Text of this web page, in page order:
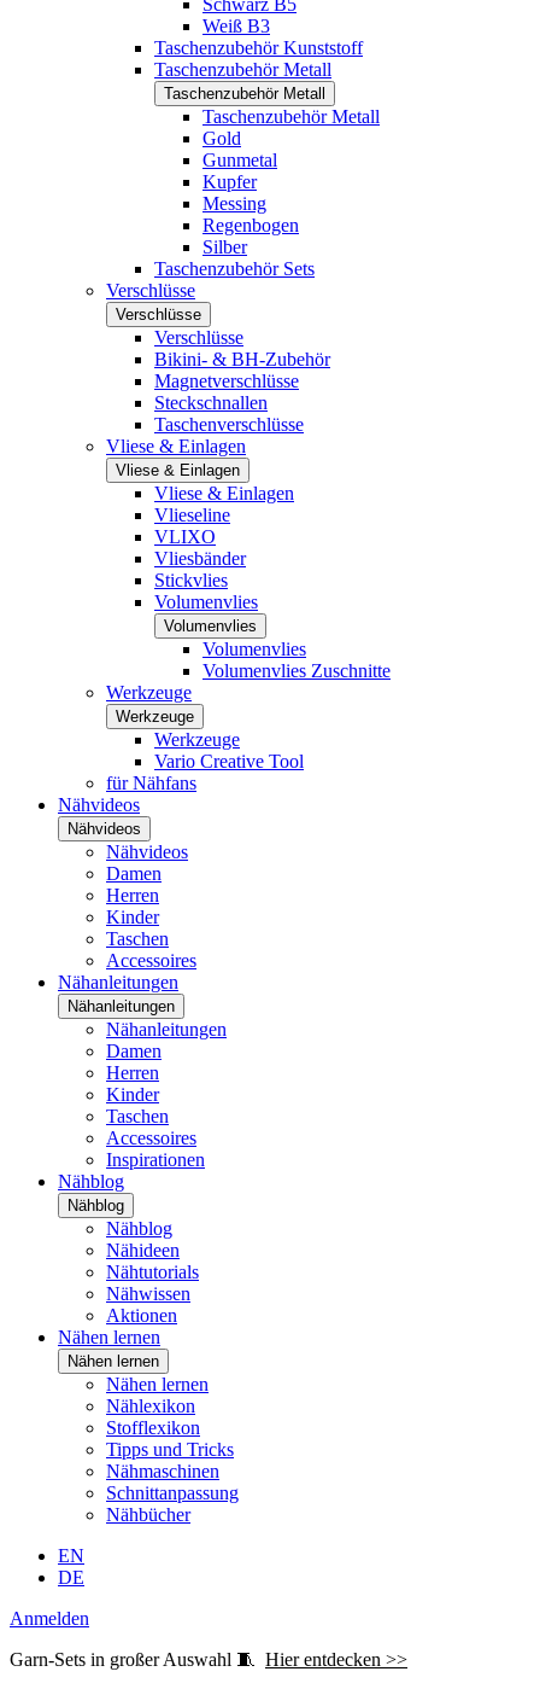
Schwarz B5
Weiß B3
Taschenzubehör Kunststoff
Taschenzubehör Metall
Taschenzubehör Metall
Taschenzubehör Metall
Gold
Gunmetal
Kupfer
Messing
Regenbogen
Silber
Taschenzubehör Sets
Verschlüsse
Verschlüsse
Verschlüsse
Bikini- & BH-Zubehör
Magnetverschlüsse
Steckschnallen
Taschenverschlüsse
Vliese & Einlagen
Vliese & Einlagen
Vliese & Einlagen
Vlieseline
VLIXO
Vliesbänder
Stickvlies
Volumenvlies
Volumenvlies
Volumenvlies
Volumenvlies Zuschnitte
Werkzeuge
Werkzeuge
Werkzeuge
Vario Creative Tool
für Nähfans
Nähvideos
Nähvideos
Nähvideos
Damen
Herren
Kinder
Taschen
Accessoires
Nähanleitungen
Nähanleitungen
Nähanleitungen
Damen
Herren
Kinder
Taschen
Accessoires
Inspirationen
Nähblog
Nähblog
Nähblog
Nähideen
Nähtutorials
Nähwissen
Aktionen
Nähen lernen
Nähen lernen
Nähen lernen
Nählexikon
Stofflexikon
Tipps und Tricks
Nähmaschinen
Schnittanpassung
Nähbücher
EN
DE
Anmelden
Garn-Sets in großer Auswahl 🧵 Hier entdecken >>